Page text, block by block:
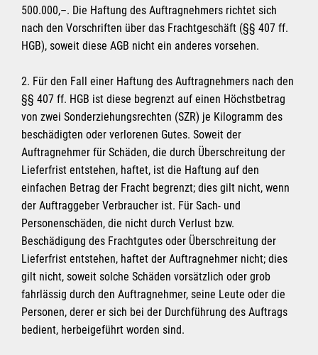
500.000,–. Die Haftung des Auftragnehmers richtet sich
nach den Vorschriften über das Frachtgeschäft (§§ 407 ff.
HGB), soweit diese AGB nicht ein anderes vorsehen.
2. Für den Fall einer Haftung des Auftragnehmers nach den
§§ 407 ff. HGB ist diese begrenzt auf einen Höchstbetrag
von zwei Sonderziehungsrechten (SZR) je Kilogramm des
beschädigten oder verlorenen Gutes. Soweit der
Auftragnehmer für Schäden, die durch Überschreitung der
Lieferfrist entstehen, haftet, ist die Haftung auf den
einfachen Betrag der Fracht begrenzt; dies gilt nicht, wenn
der Auftraggeber Verbraucher ist. Für Sach- und
Personenschäden, die nicht durch Verlust bzw.
Beschädigung des Frachtgutes oder Überschreitung der
Lieferfrist entstehen, haftet der Auftragnehmer nicht; dies
gilt nicht, soweit solche Schäden vorsätzlich oder grob
fahrlässig durch den Auftragnehmer, seine Leute oder die
Personen, derer er sich bei der Durchführung des Auftrags
bedient, herbeigeführt worden sind.